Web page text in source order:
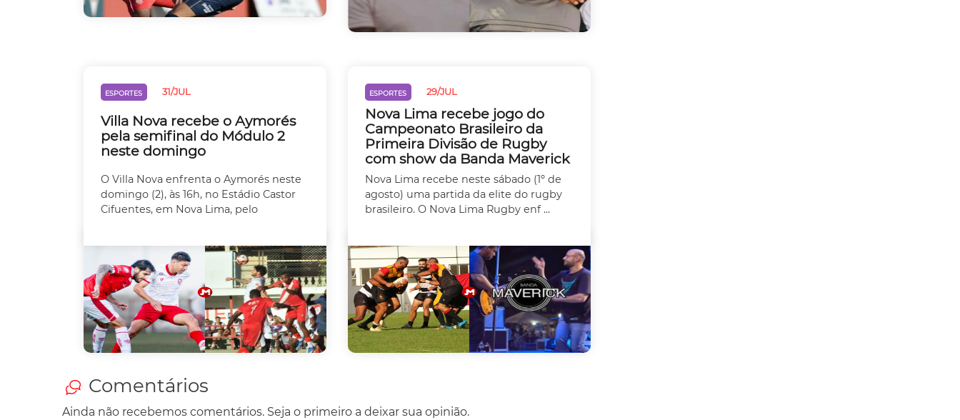
ESPORTES 31/JUL
Villa Nova recebe o Aymorés
pela semifinal do Módulo 2
neste domingo
O Villa Nova enfrenta o Aymorés neste
domingo (2), às 16h, no Estádio Castor
Cifuentes, em Nova Lima, pelo
ESPORTES 29/JUL
Nova Lima recebe jogo do
Campeonato Brasileiro da
Primeira Divisão de Rugby
com show da Banda Maverick
Nova Lima recebe neste sábado (1º de
agosto) uma partida da elite do rugby
brasileiro. O Nova Lima Rugby enf ...
Comentários
Ainda não recebemos comentários. Seja o primeiro a deixar sua opinião.